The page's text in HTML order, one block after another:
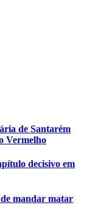
de Santarém
Vermelho
decisivo em
mandar matar